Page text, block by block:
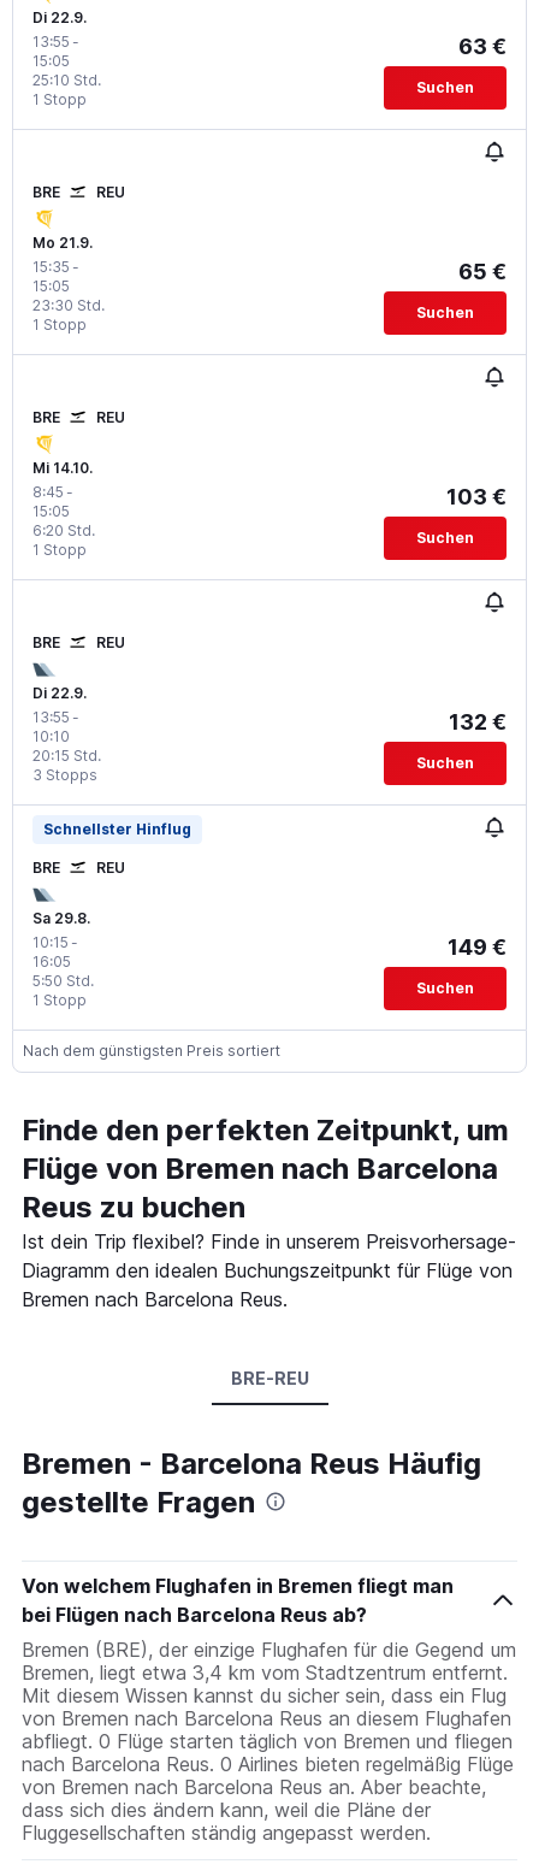
Di 22.9.
13:55 -
15:05
1 Stopp
25:10 Std.
63 €
Suchen
BRE REU
Mo 21.9.
15:35 -
15:05
1 Stopp
23:30 Std.
65 €
Suchen
BRE REU
Mi 14.10.
8:45 -
15:05
1 Stopp
6:20 Std.
103 €
Suchen
BRE REU
Di 22.9.
13:55 -
10:10
3 Stopps
20:15 Std.
132 €
Suchen
Schnellster Hinflug
BRE REU
Sa 29.8.
10:15 -
16:05
1 Stopp
5:50 Std.
149 €
Suchen
Nach dem günstigsten Preis sortiert
Finde den perfekten Zeitpunkt, um
Flüge von Bremen nach Barcelona
Reus zu buchen
Ist dein Trip flexibel? Finde in unserem Preisvorhersage-
Diagramm den idealen Buchungszeitpunkt für Flüge von
Bremen nach Barcelona Reus.
BRE-REU
Bremen - Barcelona Reus Häufig
gestellte Fragen
Von welchem Flughafen in Bremen fliegt man
bei Flügen nach Barcelona Reus ab?
Bremen (BRE), der einzige Flughafen für die Gegend um
Bremen, liegt etwa 3,4 km vom Stadtzentrum entfernt.
Mit diesem Wissen kannst du sicher sein, dass ein Flug
von Bremen nach Barcelona Reus an diesem Flughafen
abfliegt. 0 Flüge starten täglich von Bremen und fliegen
nach Barcelona Reus. 0 Airlines bieten regelmäßig Flüge
von Bremen nach Barcelona Reus an. Aber beachte,
dass sich dies ändern kann, weil die Pläne der
Fluggesellschaften ständig angepasst werden.